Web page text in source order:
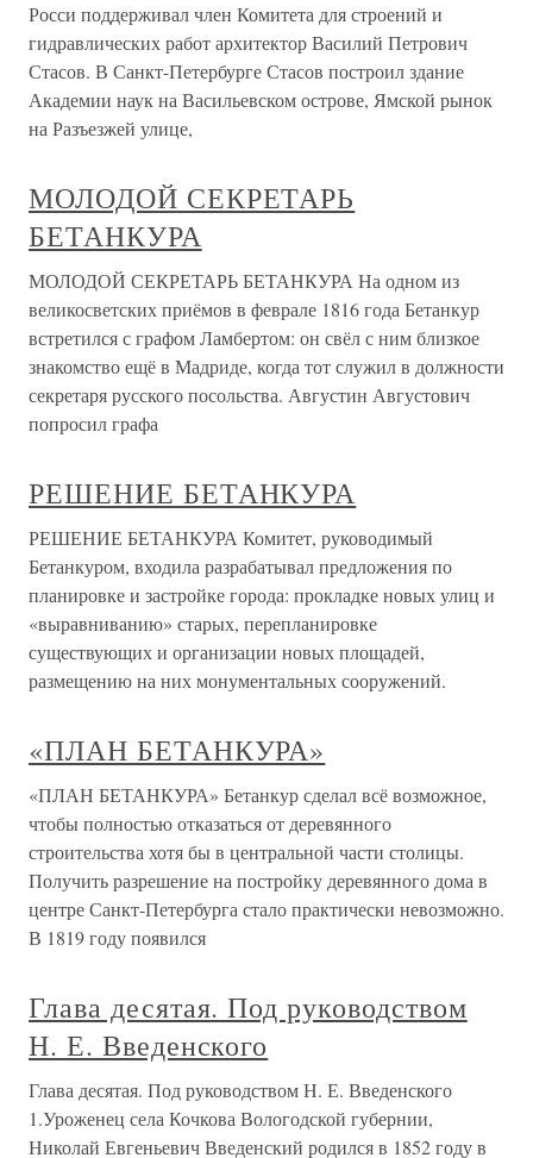
Росси поддерживал член Комитета для строений и
гидравлических работ архитектор Василий Петрович
Стасов. В Санкт-Петербурге Стасов построил здание
Академии наук на Васильевском острове, Ямской рынок
на Разъезжей улице,
МОЛОДОЙ СЕКРЕТАРЬ
БЕТАНКУРА
МОЛОДОЙ СЕКРЕТАРЬ БЕТАНКУРА На одном из
великосветских приёмов в феврале 1816 года Бетанкур
встретился с графом Ламбертом: он свёл с ним близкое
знакомство ещё в Мадриде, когда тот служил в должности
секретаря русского посольства. Августин Августович
попросил графа
РЕШЕНИЕ БЕТАНКУРА
РЕШЕНИЕ БЕТАНКУРА Комитет, руководимый
Бетанкуром, входила разрабатывал предложения по
планировке и застройке города: прокладке новых улиц и
«выравниванию» старых, перепланировке
существующих и организации новых площадей,
размещению на них монументальных сооружений.
«ПЛАН БЕТАНКУРА»
«ПЛАН БЕТАНКУРА» Бетанкур сделал всё возможное,
чтобы полностью отказаться от деревянного
строительства хотя бы в центральной части столицы.
Получить разрешение на постройку деревянного дома в
центре Санкт-Петербурга стало практически невозможно.
В 1819 году появился
Глава десятая. Под руководством
Н. Е. Введенского
Глава десятая. Под руководством Н. Е. Введенского
1.Уроженец села Кочкова Вологодской губернии,
Николай Евгеньевич Введенский родился в 1852 году в